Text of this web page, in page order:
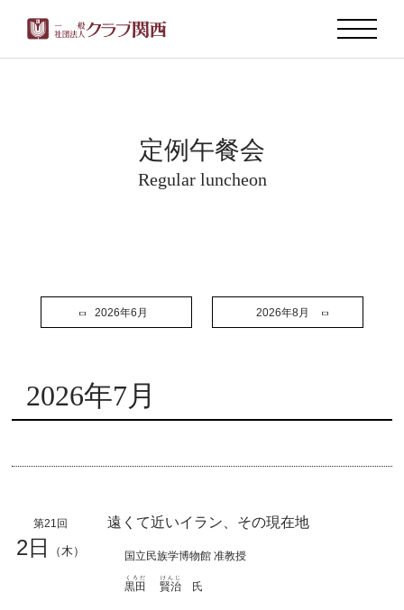
定例午餐会
Regular luncheon
2026年6月 2026年8月
2026年7月
第21回
2日 （木）
遠くて近いイラン、その現在地
国立民族学博物館 准教授
黒田
くろだ
賢治
けんじ
氏